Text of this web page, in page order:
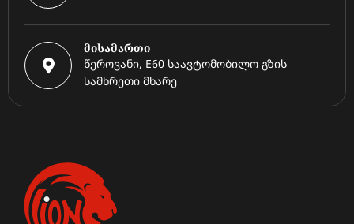
მისამართი
წეროვანი, E60 საავტომობილო გზის
სამხრეთი მხარე